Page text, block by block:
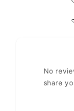
No
share